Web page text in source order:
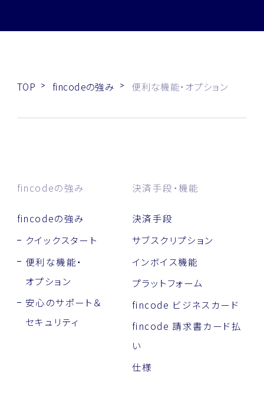
TOP fincodeの強み 便利な機能・オプション
fincodeの強み
fincodeの強み
クイックスタート
便利な機能・
オプション
安心のサポート＆
セキュリティ
決済手段・機能
決済手段
サブスクリプション
インボイス機能
プラットフォーム
fincode ビジネスカード
fincode 請求書カード払
い
仕様